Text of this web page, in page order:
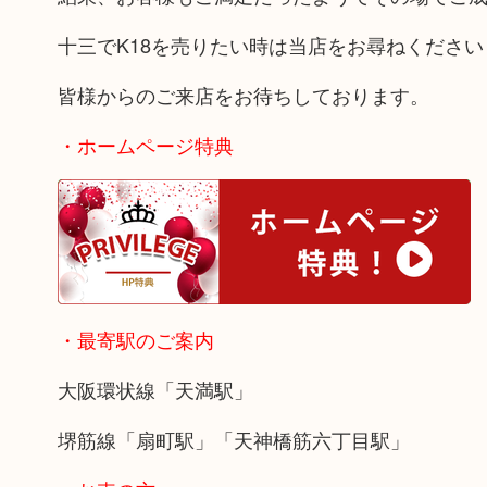
十三でK18を売りたい時は当店をお尋ねくださ
皆様からのご来店をお待ちしております。
・ホームページ特典
・最寄駅のご案内
大阪環状線「天満駅」
堺筋線「扇町駅」「天神橋筋六丁目駅」